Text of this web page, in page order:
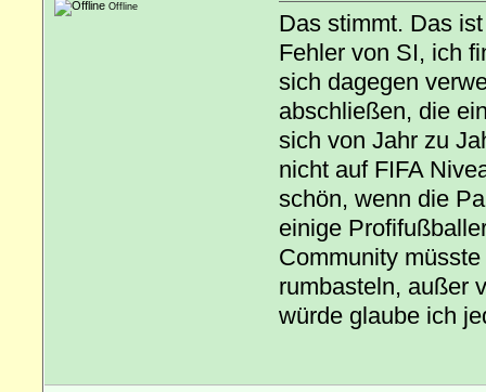
Offline
Das stimmt. Das
Fehler von SI, ich
sich dagegen
abschließen, die
sich von Jahr zu
nicht auf FIFA
schön, wenn die
einige
Community
rumbasteln, außer
würde glaube ich